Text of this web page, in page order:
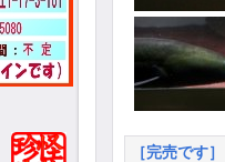
［完売です